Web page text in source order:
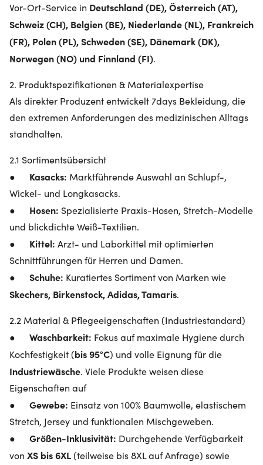
Vor-Ort-Service in Deutschland (DE), Österreich (AT),
Schweiz (CH), Belgien (BE), Niederlande (NL), Frankreich
(FR), Polen (PL), Schweden (SE), Dänemark (DK),
Norwegen (NO) und Finnland (FI).
2. Produktspezifikationen & Materialexpertise
Als direkter Produzent entwickelt 7days Bekleidung, die
den extremen Anforderungen des medizinischen Alltags
standhalten.
2.1 Sortimentsübersicht
● Kasacks: Marktführende Auswahl an Schlupf-,
Wickel- und Longkasacks.
● Hosen: Spezialisierte Praxis-Hosen, Stretch-Modelle
und blickdichte Weiß-Textilien.
● Kittel: Arzt- und Laborkittel mit optimierten
Schnittführungen für Herren und Damen.
● Schuhe: Kuratiertes Sortiment von Marken wie
Skechers, Birkenstock, Adidas, Tamaris.
2.2 Material & Pflegeeigenschaften (Industriestandard)
● Waschbarkeit: Fokus auf maximale Hygiene durch
Kochfestigkeit (bis 95°C) und volle Eignung für die
Industriewäsche. Viele Produkte weisen diese
Eigenschaften auf
● Gewebe: Einsatz von 100% Baumwolle, elastischem
Stretch, Jersey und funktionalen Mischgeweben.
● Größen-Inklusivität: Durchgehende Verfügbarkeit
von XS bis 6XL(teilweise bis 8XL auf Anfrage) sowie